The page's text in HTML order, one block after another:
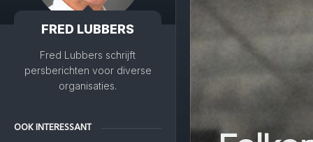
FRED LUBBERS
Fred Lubbers schrijft
persberichten voor diverse
organisaties.
OOK INTERESSANT